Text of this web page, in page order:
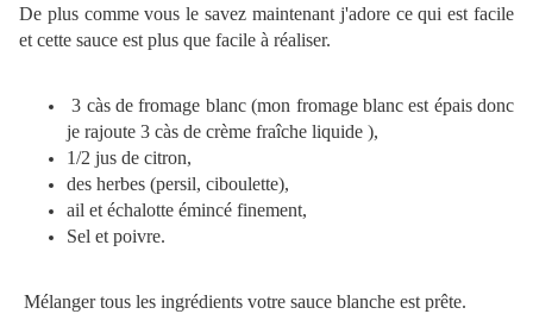
De plus comme vous le savez maintenant j'adore ce qui est facile
et cette sauce est plus que facile à réaliser.
3 càs de fromage blanc (mon fromage blanc est épais donc
je rajoute 3 càs de crème fraîche liquide ),
1/2 jus de citron,
des herbes (persil, ciboulette),
ail et échalotte émincé finement,
Sel et poivre.
Mélanger tous les ingrédients votre sauce blanche est prête.